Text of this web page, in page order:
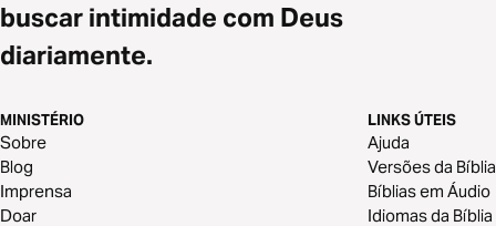
buscar intimidade com Deus
diariamente.
MINISTÉRIO
Sobre
Blog
Imprensa
Doar
LINKS ÚTEIS
Ajuda
Versões da Bíblia
Bíblias em Áudio
Idiomas da Bíblia